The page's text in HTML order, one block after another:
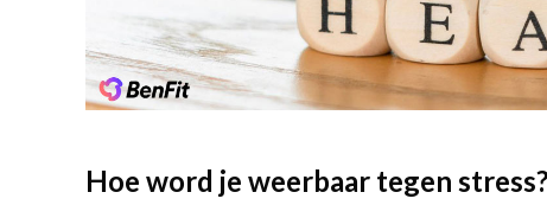
Hoe word je weerbaar tegen stress?